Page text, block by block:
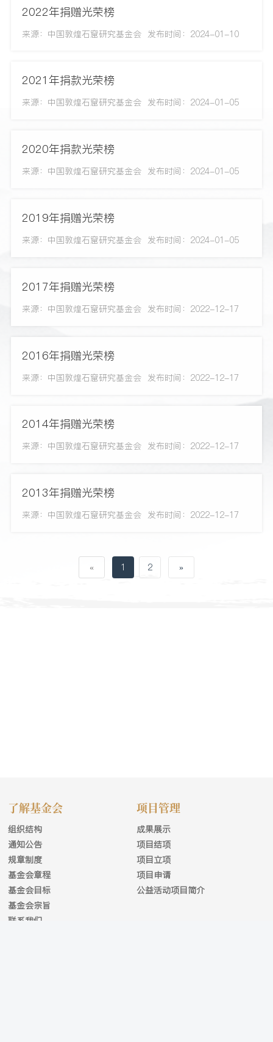
2022年捐赠光荣榜
来源：中国敦煌石窟研究基金会 发布时间：2024-01-10
2021年捐款光荣榜
来源：中国敦煌石窟研究基金会 发布时间：2024-01-05
2020年捐款光荣榜
来源：中国敦煌石窟研究基金会 发布时间：2024-01-05
2019年捐赠光荣榜
来源：中国敦煌石窟研究基金会 发布时间：2024-01-05
2017年捐赠光荣榜
来源：中国敦煌石窟研究基金会 发布时间：2022-12-17
2016年捐赠光荣榜
来源：中国敦煌石窟研究基金会 发布时间：2022-12-17
2014年捐赠光荣榜
来源：中国敦煌石窟研究基金会 发布时间：2022-12-17
2013年捐赠光荣榜
来源：中国敦煌石窟研究基金会 发布时间：2022-12-17
« 1 2 »
了解基金会
组织结构
通知公告
规章制度
基金会章程
基金会目标
基金会宗旨
联系我们
项目管理
成果展示
项目结项
项目立项
项目申请
公益活动项目简介